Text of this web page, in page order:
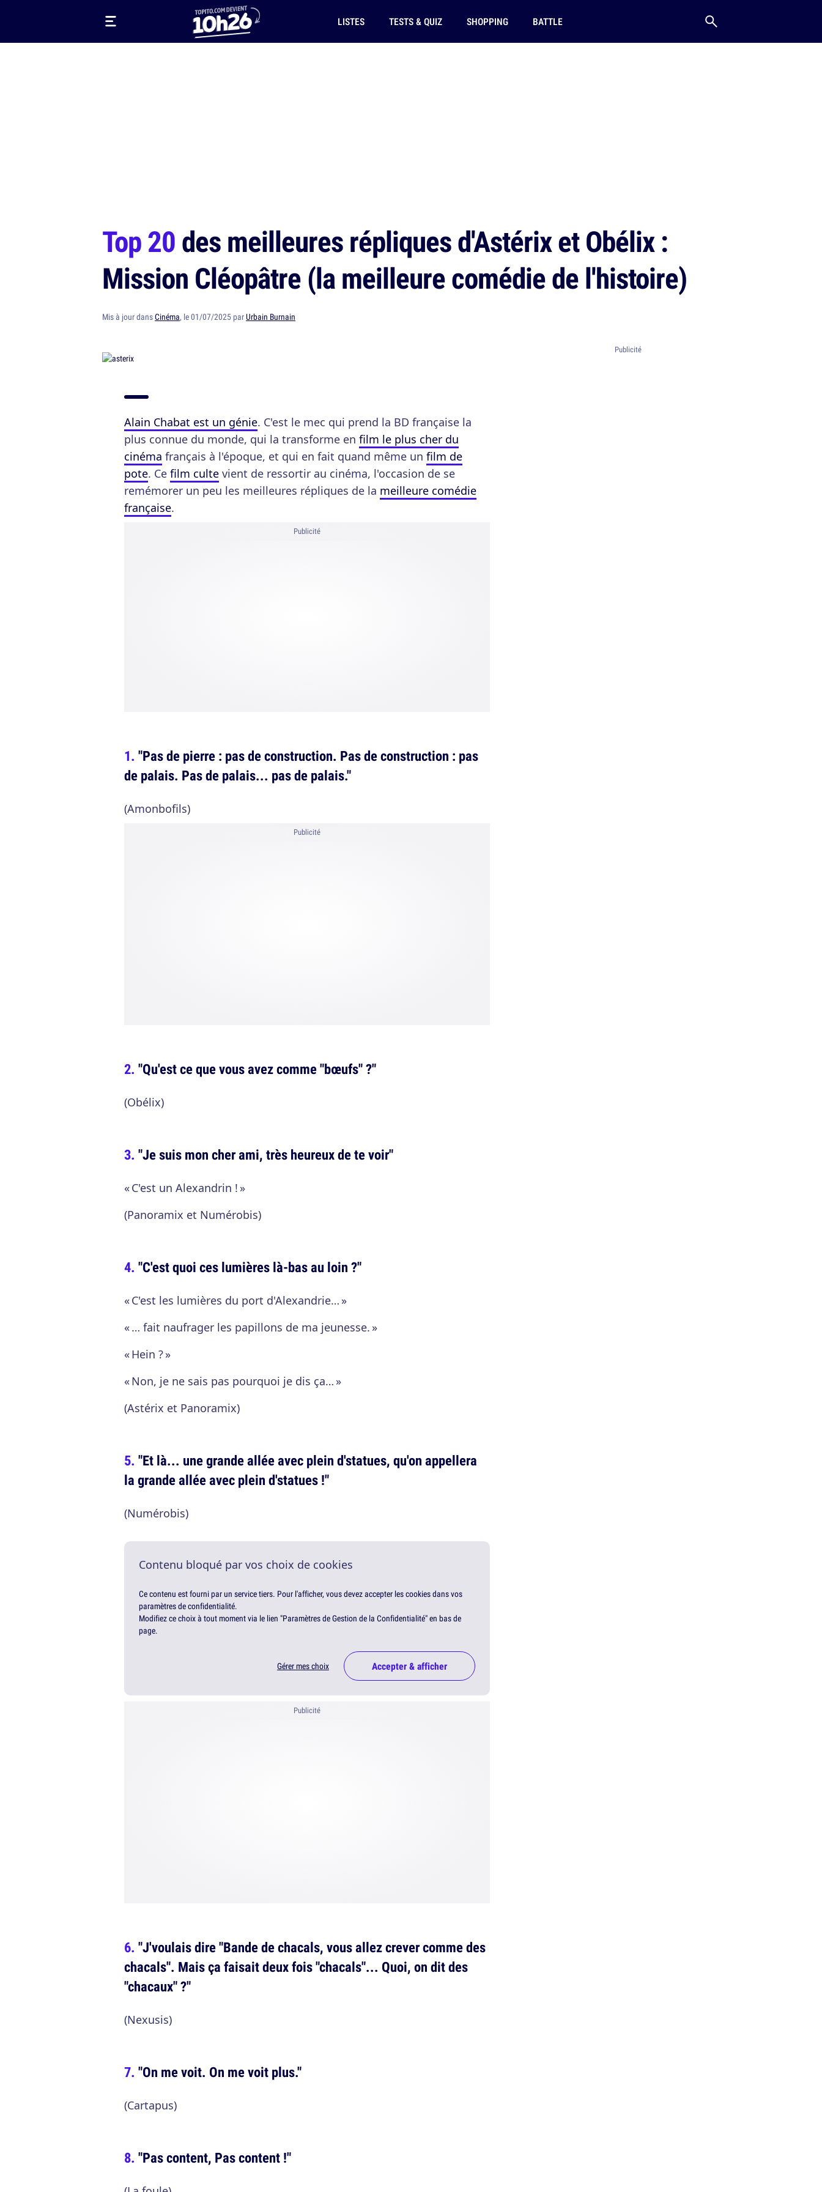
LISTES TESTS & QUIZ SHOPPING BATTLE
Top 20des meilleures répliques d'Astérix et Obélix :
Mission Cléopâtre (la meilleure comédie de l'histoire)
Mis à jour dansCinéma, le 01/07/2025 parUrbain Burnain
Alain Chabat est un génie. C'est le mec qui prend la BD française la
plus connue du monde, qui la transforme en film le plus cher du
cinéma français à l'époque, et qui en fait quand même un film de
pote. Ce film culte vient de ressortir au cinéma, l'occasion de se
remémorer un peu les meilleures répliques de la meilleure comédie
française.
Publicité
"Pas de pierre : pas de construction. Pas de construction : pas
de palais. Pas de palais... pas de palais."
(Amonbofils)
Publicité
"Qu'est ce que vous avez comme "bœufs" ?"
(Obélix)
"Je suis mon cher ami, très heureux de te voir"
« C'est un Alexandrin ! »
(Panoramix et Numérobis)
"C'est quoi ces lumières là-bas au loin ?"
« C'est les lumières du port d'Alexandrie… »
« … fait naufrager les papillons de ma jeunesse. »
« Hein ? »
« Non, je ne sais pas pourquoi je dis ça… »
(Astérix et Panoramix)
"Et là... une grande allée avec plein d'statues, qu'on appellera
la grande allée avec plein d'statues !"
(Numérobis)
Contenu bloqué par vos choix de cookies
Ce contenu est fourni par un service tiers. Pour l'afficher, vous devez accepter les cookies dans vos
paramètres de confidentialité.
Modifiez ce choix à tout moment via le lien "Paramètres de Gestion de la Confidentialité" en bas de
page.
Gérer mes choix Accepter & afficher
Publicité
"J'voulais dire "Bande de chacals, vous allez crever comme des
chacals". Mais ça faisait deux fois "chacals"... Quoi, on dit des
"chacaux" ?"
(Nexusis)
"On me voit. On me voit plus."
(Cartapus)
"Pas content, Pas content !"